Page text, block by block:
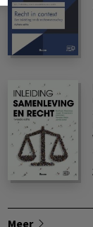
Meer